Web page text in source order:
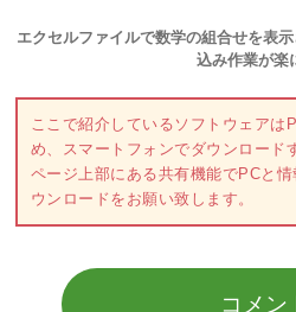
エクセルファイルで数学の組合せを表
込み作業が楽
ここで紹介しているソフトウェアは
め、スマートフォンでダウンロード
ページ上部にある共有機能でPCと
ウンロードをお願い致します。
コメン